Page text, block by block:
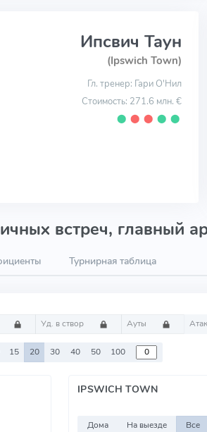
Ипсвич Таун
(Ipswich Town)
Гл. тренер: Гари О'Нил
Стоимость: 271.6 млн. €
⬤ ⬤ ⬤ ⬤ ⬤
встреч, главный
Турнирная таблица
Уд. в створ Ауты
15 20 30 40 50 100
IPSWICH TOWN
Дома На выезде Все